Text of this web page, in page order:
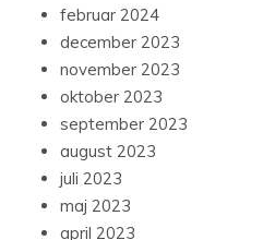
februar 2024
december 2023
november 2023
oktober 2023
september 2023
august 2023
juli 2023
maj 2023
april 2023